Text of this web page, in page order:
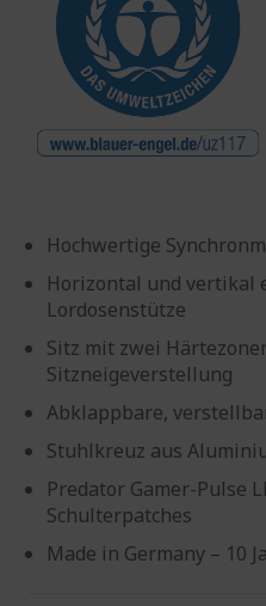
Hochwertige
Horizontal und vertikal
Lordosenstütze
Sitz mit zwei
Sitzneigeverstellung
Abklappbare,
Stuhlkreuz aus
Predator Gamer-Pulse
Schulterpatches
Made in Germany – 10